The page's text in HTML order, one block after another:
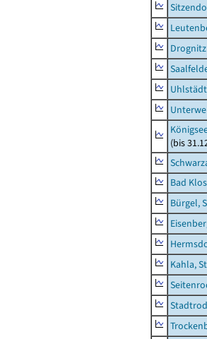
Drognitz
(bis
Bad
Bürgel,
Kahla,